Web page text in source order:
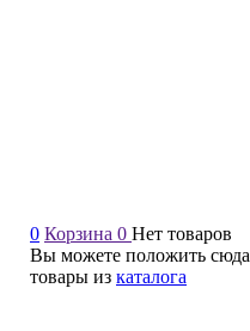
0 Корзина 0 Нет товаров
Вы можете положить сюда
товары из каталога